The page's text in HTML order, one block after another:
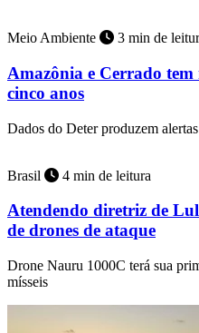
Meio Ambiente 3 min de
Amazônia e Cerrado tem
cinco anos
Dados do Deter produzem
Brasil 4 min de leitura
Atendendo diretriz de
de drones de ataque
Drone Nauru 1000C terá sua
mísseis